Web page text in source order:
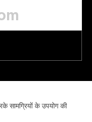
सामग्रियों के उपयोग की